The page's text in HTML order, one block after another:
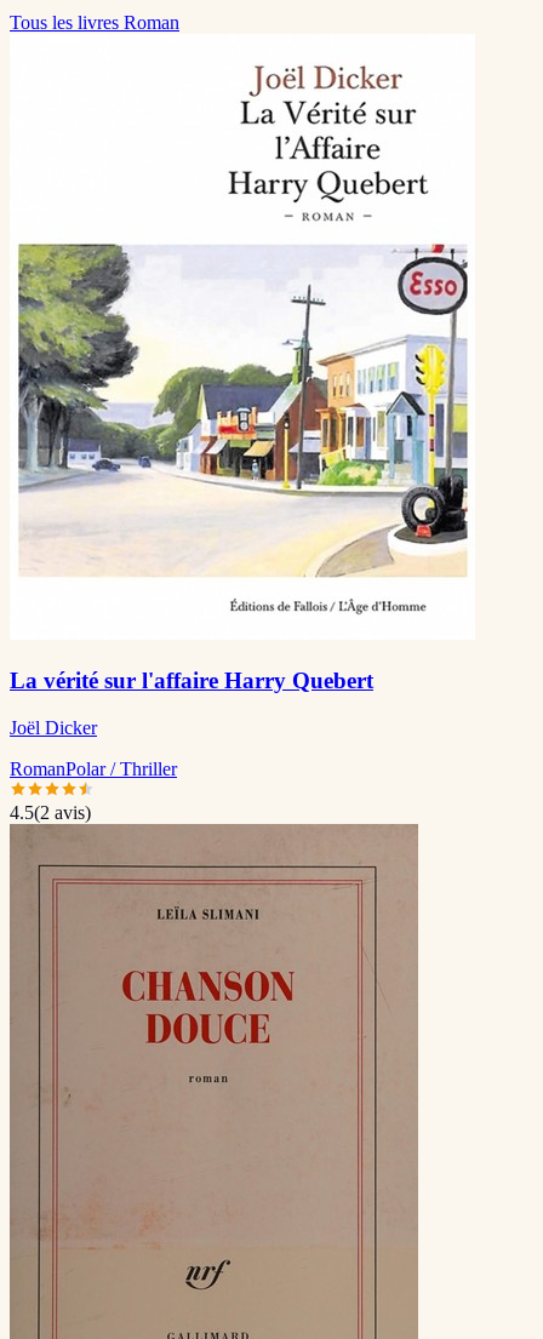
Tous les livres Roman
La vérité sur l'affaire Harry Quebert
Joël Dicker
RomanPolar / Thriller
4.5(2 avis)